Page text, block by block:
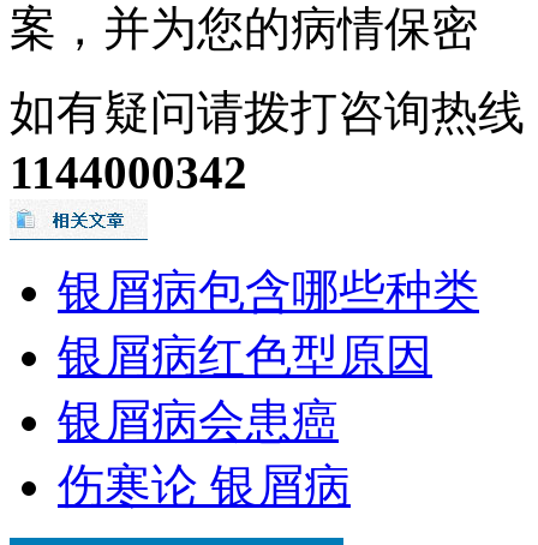
案，并为您的病情保密
如有疑问请拨打咨询热线
1144000342
银屑病包含哪些种类
银屑病红色型原因
银屑病会患癌
伤寒论 银屑病